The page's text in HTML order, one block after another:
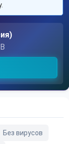
Без вирусов